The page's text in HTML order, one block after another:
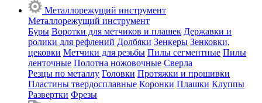
Металлорежущий инструмент
Металлорежущий инструмент
Буры Воротки для метчиков и плашек Державки и
ролики для рефлений Долбяки Зенкеры Зенковки,
цековки Метчики для резьбы Пилы сегментные Пилы
ленточные Полотна ножовочные Сверла
Резцы по металлу Головки Протяжки и прошивки
Пластины твердосплавные Коронки Плашки Клуппы
Развертки Фрезы